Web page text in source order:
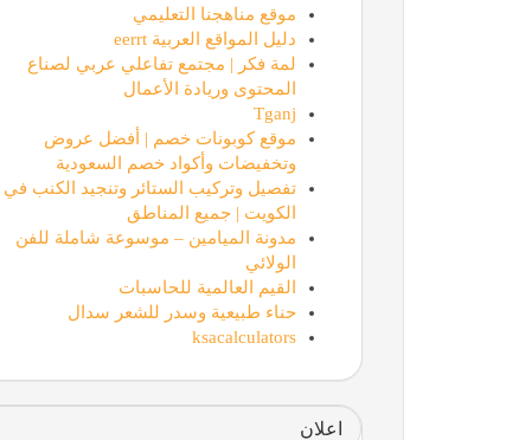
موقع مناهجنا التعليمي
دليل المواقع العربية eerrt
لمة فكر | مجتمع تفاعلي عربي لصناع
المحتوى وريادة الأعمال
Tganj
موقع كوبونات خصم | أفضل عروض
وتخفيضات وأكواد خصم السعودية
تفصيل وتركيب الستائر وتنجيد الكنب في
الكويت | جميع المناطق
مدونة الميامين – موسوعة شاملة للفن
الولائي
القيم العالمية للحاسبات
حناء طبيعية وسدر للشعر سدال
ksacalculators
اعلان